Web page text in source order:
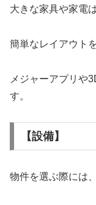
大きな家具や家電
簡単なレイアウト
メジャーアプリや
す。
【設備】
物件を選ぶ際には